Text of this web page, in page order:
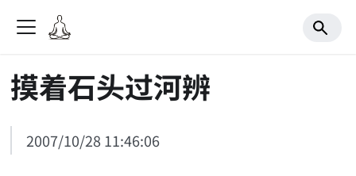
摸着石头过河辨
2007/10/28 11:46:06